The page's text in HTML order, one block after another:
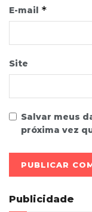
E-mail *
Site
Salvar meus
próxima vez
Publicidade